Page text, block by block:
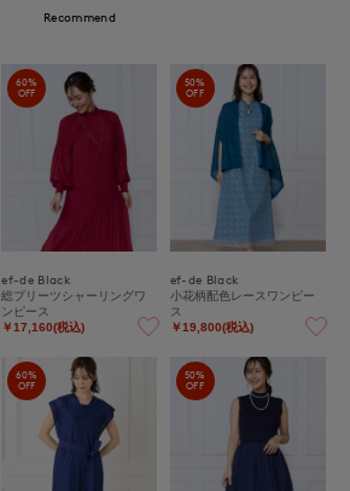
Recommend
60%
OFF
ef-de Black
総プリーツシャーリングワ
ンピース
￥17,160(税込)
50%
OFF
ef-de Black
小花柄配色レースワンピー
ス
￥19,800(税込)
60%
OFF
50%
OFF